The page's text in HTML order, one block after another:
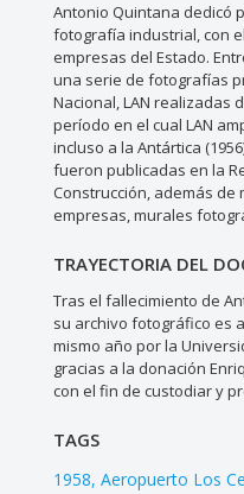
Antonio Quintana dedicó
fotografía industrial, con
empresas del Estado.
una serie de fotografías
Nacional, LAN realizadas
período en el cual LAN
incluso a la Antártica
fueron publicadas en la
Construcción, además
empresas, murales
TRAYECTORIA DEL
Tras el fallecimiento de
su archivo fotográfico es
mismo año por la
gracias a la donación
con el fin de custodiar y
TAGS
1958 Aeropuerto Los